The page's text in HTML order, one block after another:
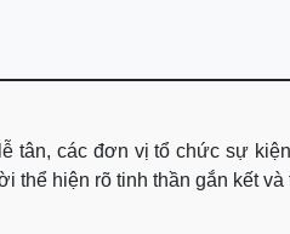
tân, các đơn vị tổ chức sự
hiện rõ tinh thần gắn kết